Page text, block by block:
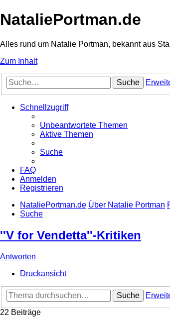
NataliePortman.de
Alles rund um Natalie Portman, bekannt aus
Zum Inhalt
Suche
Schnellzugriff
Unbeantwortete Themen
Aktive Themen
Suche
FAQ
Anmelden
Registrieren
NataliePortman.de Über Natalie Portman
Suche
''V for Vendetta''-Kritiken
Antworten
Druckansicht
Suche
22 Beiträge